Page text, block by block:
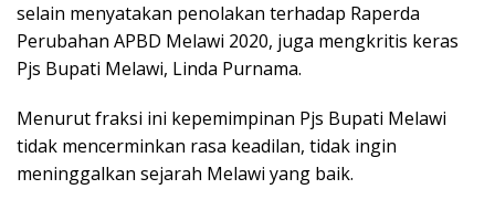
selain menyatakan penolakan terhadap Raperda
Perubahan APBD Melawi 2020, juga mengkritis keras
Pjs Bupati Melawi, Linda Purnama.
Menurut fraksi ini kepemimpinan Pjs Bupati Melawi
tidak mencerminkan rasa keadilan, tidak ingin
meninggalkan sejarah Melawi yang baik.